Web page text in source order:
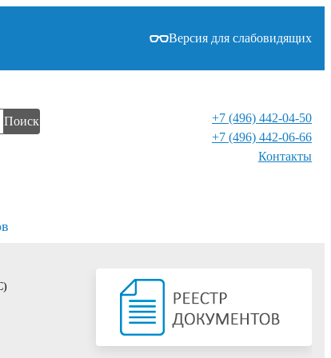
Версия для слабовидящих
Поиск
+7 (496) 442-04-50
+7 (496) 442-06-66
Контакты⁠